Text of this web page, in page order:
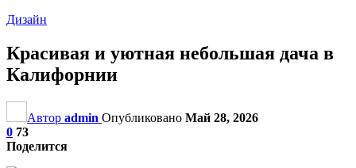
Дизайн
Красивая и уютная небольшая дача в
Калифорнии
Автор admin Опубликовано Май 28, 2026
0 73
Поделится